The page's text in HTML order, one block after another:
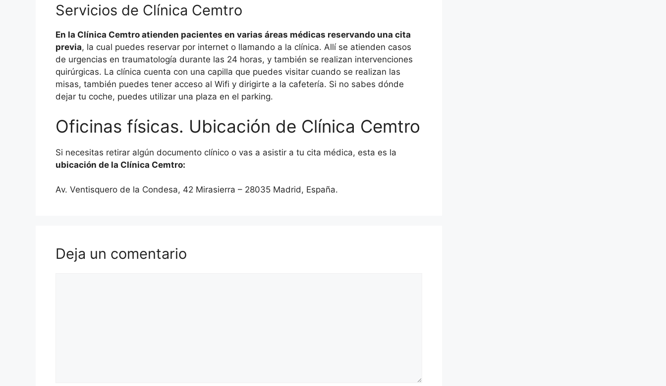
Servicios de Clínica Cemtro
En la Clínica Cemtro atienden pacientes en varias áreas médicas reservando una cita
previa, la cual puedes reservar por internet o llamando a la clínica. Allí se atienden casos
de urgencias en traumatología durante las 24 horas, y también se realizan intervenciones
quirúrgicas. La clínica cuenta con una capilla que puedes visitar cuando se realizan las
misas, también puedes tener acceso al Wifi y dirigirte a la cafetería. Si no sabes dónde
dejar tu coche, puedes utilizar una plaza en el parking.
Oficinas físicas. Ubicación de Clínica Cemtro
Si necesitas retirar algún documento clínico o vas a asistir a tu cita médica, esta es la
ubicación de la Clínica Cemtro:
Av. Ventisquero de la Condesa, 42 Mirasierra – 28035 Madrid, España.
Deja un comentario